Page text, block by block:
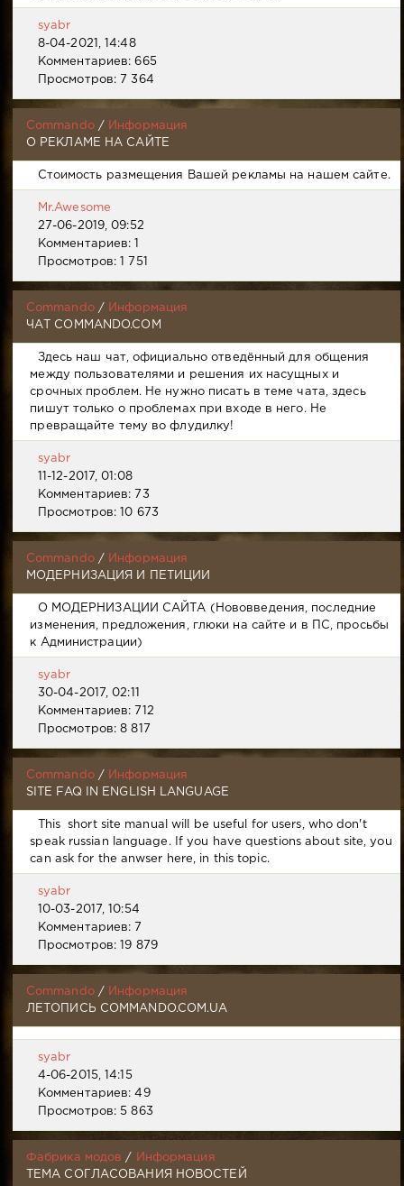
syabr
8-04-2021, 14:48
Комментариев: 665
Просмотров: 7 364
Commando/
Информация
О РЕКЛАМЕ НА САЙТЕ
Стоимость размещения Вашей рекламы на нашем сайте.
Mr.Awesome
27-06-2019, 09:52
Комментариев: 1
Просмотров: 1 751
Commando/
Информация
ЧАТ COMMANDO.COM
Здесь наш чат, официально отведённый для общения
между пользователями и решения их насущных и
срочных проблем. Не нужно писать в теме чата, здесь
пишут только о проблемах при входе в него. Не
превращайте тему во флудилку!
syabr
11-12-2017, 01:08
Комментариев: 73
Просмотров: 10 673
Commando/
Информация
МОДЕРНИЗАЦИЯ И ПЕТИЦИИ
О МОДЕРНИЗАЦИИ САЙТА (Нововведения, последние
изменения, предложения, глюки на сайте и в ПС, просьбы
к Администрации)
syabr
30-04-2017, 02:11
Комментариев: 712
Просмотров: 8 817
Commando/
Информация
SITE FAQ IN ENGLISH LANGUAGE
This short site manual will be useful for users, who don't
speak russian language. If you have questions about site, you
can ask for the anwser here, in this topic.
syabr
10-03-2017, 10:54
Комментариев: 7
Просмотров: 19 879
Commando/
Информация
ЛЕТОПИСЬ COMMANDO.COM.UA
syabr
4-06-2015, 14:15
Комментариев: 49
Просмотров: 5 863
Фабрика модов /
Информация
ТЕМА СОГЛАСОВАНИЯ НОВОСТЕЙ